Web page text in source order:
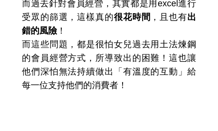
而過去針對會員經營，其實都是用excel進行
受眾的篩選，這樣真的很花時間 ，且也有出
錯的風險！
而這些問題，都是很怕女兒過去用土法煉鋼
的會員經營方式，所導致出的困難！這也讓
他們深怕無法持續做出「有溫度的互動」給
每一位支持他們的消費者！